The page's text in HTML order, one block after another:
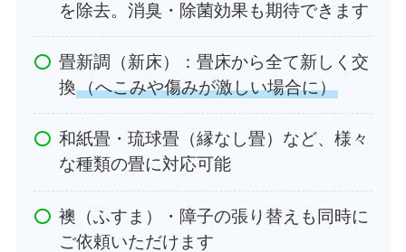
を除去。消臭・除菌効果も期待できます
畳新調（新床）：畳床から全て新しく交
換（へこみや傷みが激しい場合に）
和紙畳・琉球畳（縁なし畳）など、様々
な種類の畳に対応可能
襖（ふすま）・障子の張り替えも同時に
ご依頼いただけます